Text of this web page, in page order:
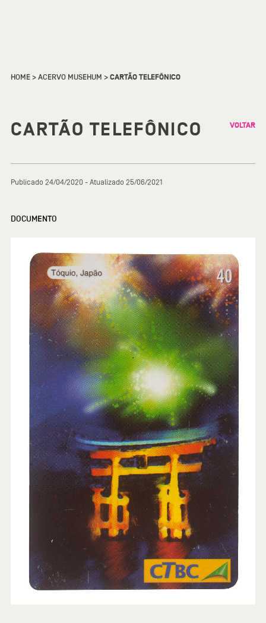
HOME>ACERVO MUSEHUM >CARTÃO TELEFÔNICO
CARTÃO TELEFÔNICO VOLTAR
Publicado 24/04/2020 - Atualizado 25/06/2021
DOCUMENTO